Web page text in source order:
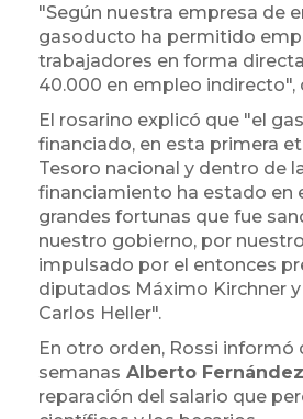
"Según nuestra empresa de
gasoducto ha permitido
trabajadores en forma
40.000 en empleo indirecto",
El rosarino explicó que "el
financiado, en esta primera
Tesoro nacional y dentro de
financiamiento ha estado en
grandes fortunas que fue
nuestro gobierno, por
impulsado por el entonces
diputados Máximo Kirchner
Carlos Heller".
En otro orden, Rossi informó
semanas Alberto Fernández
reparación del salario que